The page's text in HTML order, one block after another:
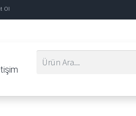
Ol